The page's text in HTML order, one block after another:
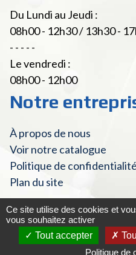
Du Lundi au Jeudi :
08h00 - 12h30 / 13h30 -
- - - - -
Le vendredi :
08h00 - 12h00
Notre
À propos de nous
Voir notre catalogue
Politique de confidentialité
Plan du site
© Fourniture Laitière 2022 -
légales et Crédits
Ce site utilise des cookies et
vous souhaitez activer
Tout accepter
Politique de